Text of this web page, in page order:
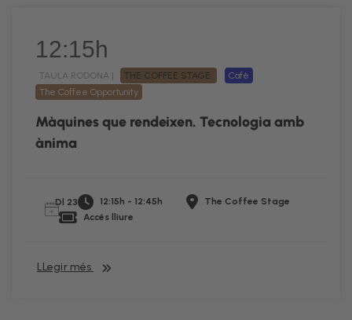
12:15h
TAULA RODONA | THE COFFEE STAGE
Cafè
The Coffee Opportunity
Màquines que rendeixen. Tecnologia amb
ànima
Dl 23 12:15h - 12:45h
The Coffee Stage
Accés lliure
LLegir més